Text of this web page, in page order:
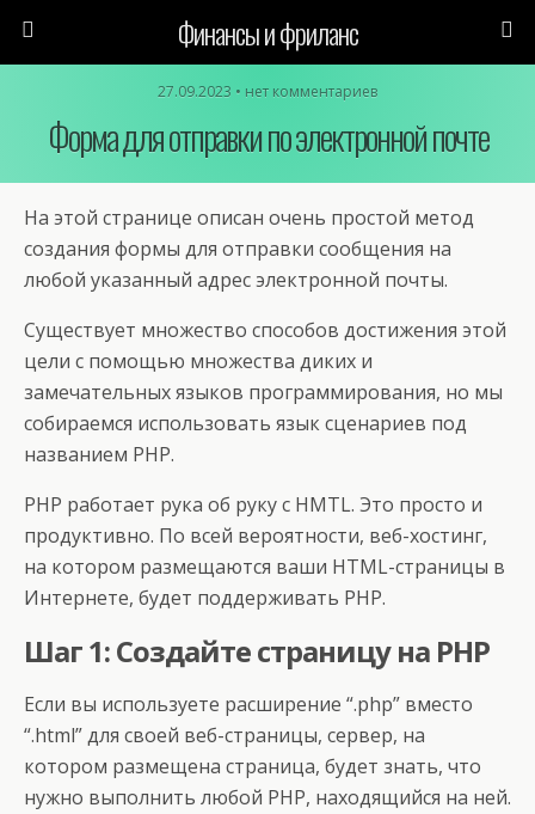
Финансы и фриланс
27.09.2023 • нет комментариев
Форма для отправки по электронной почте
На этой странице описан очень простой метод
создания формы для отправки сообщения на
любой указанный адрес электронной почты.
Существует множество способов достижения этой
цели с помощью множества диких и
замечательных языков программирования, но мы
собираемся использовать язык сценариев под
названием PHP.
PHP работает рука об руку с HMTL. Это просто и
продуктивно. По всей вероятности, веб-хостинг,
на котором размещаются ваши HTML-страницы в
Интернете, будет поддерживать PHP.
Шаг 1: Создайте страницу на PHP
Если вы используете расширение “.php” вместо
“.html” для своей веб-страницы, сервер, на
котором размещена страница, будет знать, что
нужно выполнить любой PHP, находящийся на ней.